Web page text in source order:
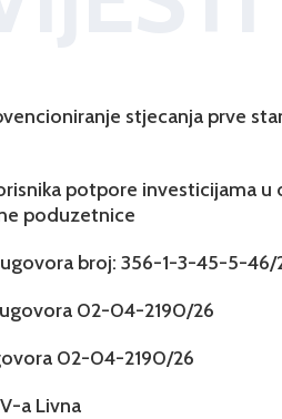
stjecanja prve
potpore investicijama u
poduzetnice
broj: 356-1-3-45-5-46/
02-04-2190/26
02-04-2190/26
a Livna